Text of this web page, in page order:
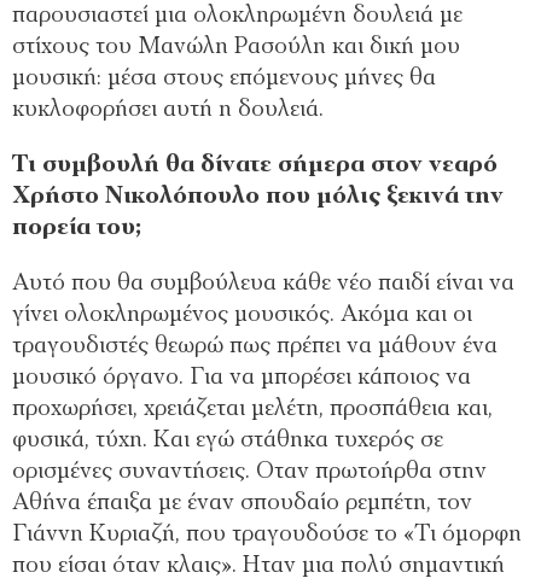
παρουσιαστεί μια ολοκληρωμένη δουλειά με
στίχους του Μανώλη Ρασούλη και δική μου
μουσική: μέσα στους επόμενους μήνες θα
κυκλοφορήσει αυτή η δουλειά.
Τι συμβουλή θα δίνατε σήμερα στον νεαρό
Χρήστο Νικολόπουλο που μόλις ξεκινά την
πορεία του;
Αυτό που θα συμβούλευα κάθε νέο παιδί είναι να
γίνει ολοκληρωμένος μουσικός. Ακόμα και οι
τραγουδιστές θεωρώ πως πρέπει να μάθουν ένα
μουσικό όργανο. Για να μπορέσει κάποιος να
προχωρήσει, χρειάζεται μελέτη, προσπάθεια και,
φυσικά, τύχη. Και εγώ στάθηκα τυχερός σε
ορισμένες συναντήσεις. Οταν πρωτοήρθα στην
Αθήνα έπαιξα με έναν σπουδαίο ρεμπέτη, τον
Γιάννη Κυριαζή, που τραγουδούσε το «Τι όμορφη
που είσαι όταν κλαις». Ηταν μια πολύ σημαντική